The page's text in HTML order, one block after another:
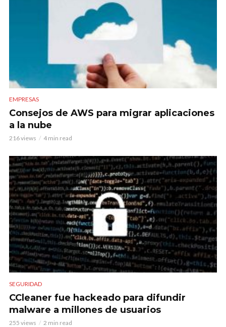
EMPRESAS
Consejos de AWS para migrar aplicaciones
a la nube
216 views 4 min read
SEGURIDAD
CCleaner fue hackeado para difundir
malware a millones de usuarios
255 views 2 min read